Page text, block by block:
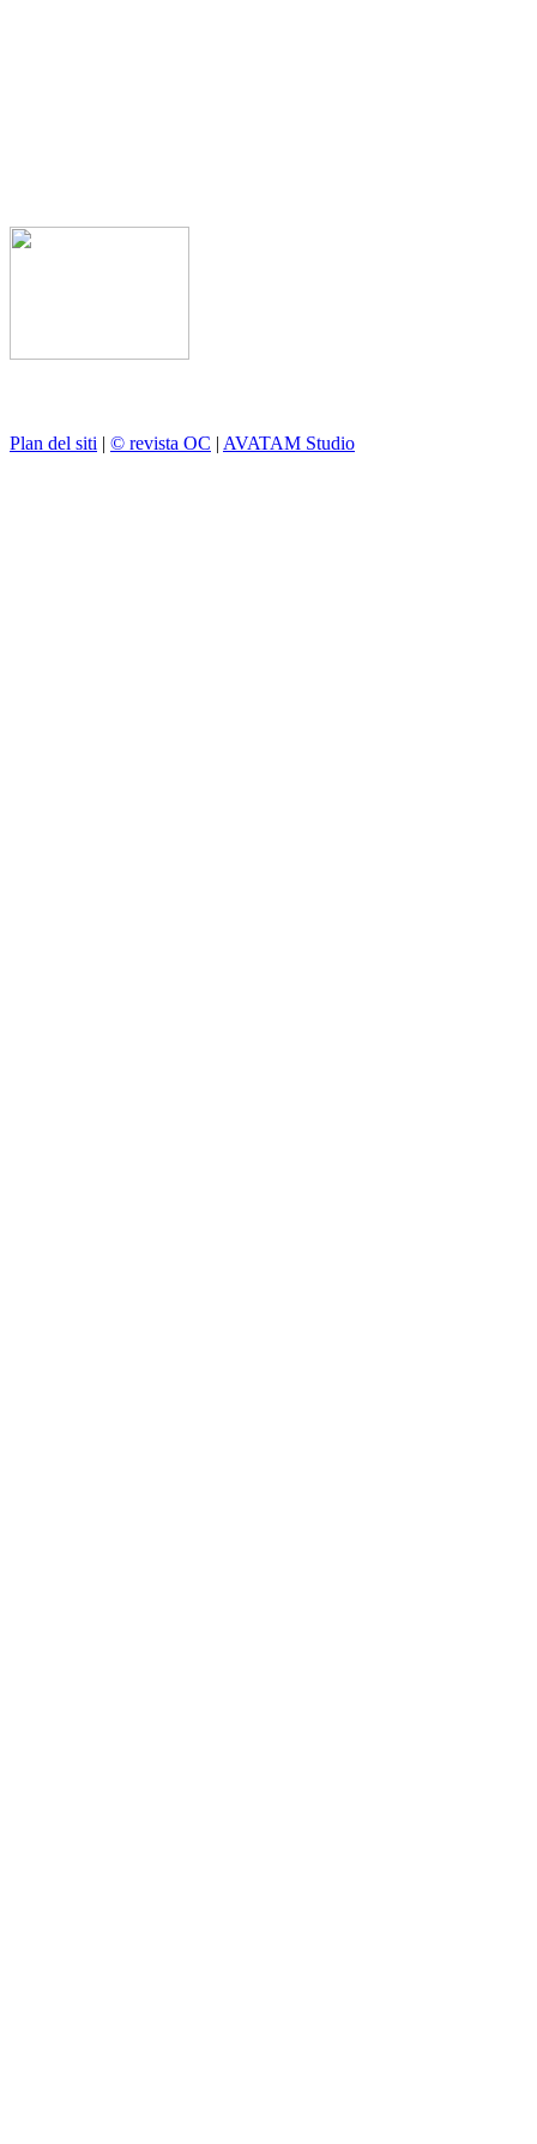
Plan del siti | © revista OC | AVATAM Studio